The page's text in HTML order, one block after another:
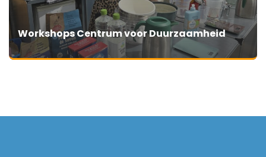
Workshops Centrum voor Duurzaamheid